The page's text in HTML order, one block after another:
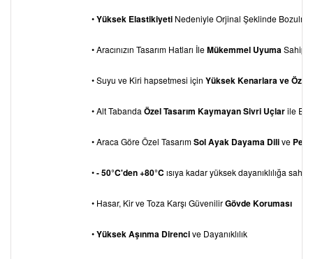
•Yüksek Elastikiyeti Nedeniyle Orjinal Şeklinde
• Aracınızın Tasarım Hatları İleMükemmel UyumaSahiptir
• Suyu ve Kiri hapsetmesi için Yüksek Kenarlara ve Özel
• Alt TabandaÖzel Tasarım Kaymayan Sivri Uçlarile
• Araca Göre Özel TasarımSol Ayak Dayama Dilive
•- 50°C'den +80°C ısıya kadar yüksek dayanıklılığa
• Hasar, Kir ve Toza Karşı GüvenilirGövde Koruması
•Yüksek Aşınma Direncive Dayanıklılık